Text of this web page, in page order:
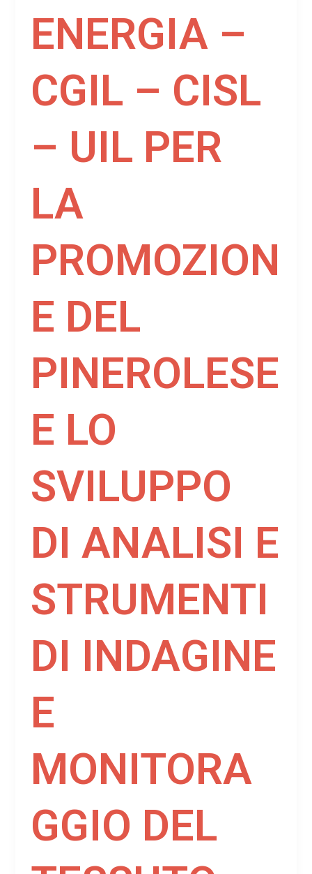
ENERGIA –
CGIL – CISL
– UIL PER
LA
PROMOZION
E DEL
PINEROLESE
E LO
SVILUPPO
DI ANALISI E
STRUMENTI
DI INDAGINE
E
MONITORA
GGIO DEL